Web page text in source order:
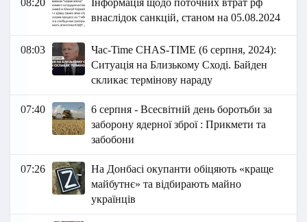
08:20
Інформація щодо поточних втрат рф
внаслідок санкцій, станом на 05.08.2024
08:03
Час-Time CHAS-TIME (6 серпня, 2024):
Ситуація на Близькому Сході. Байден
скликає термінову нараду
07:40
6 серпня - Всесвітній день боротьби за
заборону ядерної зброї : Прикмети та
забобони
07:26
На Донбасі окупанти обіцяють «краще
майбутнє» та відбирають майно
українців